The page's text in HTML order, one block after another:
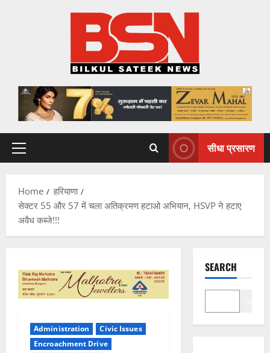
Primary
सीधा प्रसारण
Home
हरियाणा
सेक्टर 55 और 57 में चला अतिक्रमण हटाओ अभियान, HSVP ने हटाए
अवैध कब्जे!!!
Administration
Civic Issues
Encroachment Drive
SEARCH